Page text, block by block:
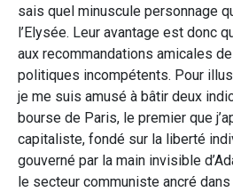
sais quel minuscule personnage
l’Elysée. Leur avantage est donc
aux recommandations amicales
politiques incompétents. Pour
je me suis amusé à bâtir deux
bourse de Paris, le premier que
capitaliste, fondé sur la liberté
gouverné par la main invisible
le secteur communiste ancré